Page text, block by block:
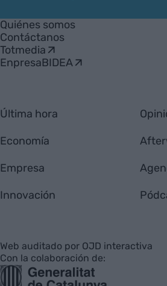
Empresa
Quiénes somos
Contáctanos
Totmedia
EnpresaBIDEA
Última hora
Economía
Empresa
Innovación
Web auditado por OJD interactiva
Con la colaboración de: